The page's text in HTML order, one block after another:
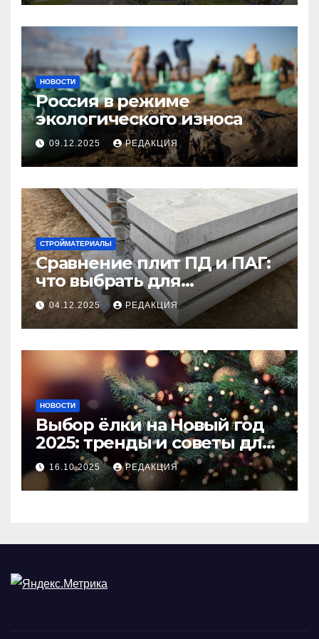
НОВОСТИ
Россия в режиме
экологического износа
09.12.2025 РЕДАКЦИЯ
СТРОЙМАТЕРИАЛЫ
Сравнение плит ПД и ПАГ:
что выбрать для
долговечного и прочного
покрытия
04.12.2025 РЕДАКЦИЯ
НОВОСТИ
Выбор ёлки на Новый год
2025: тренды и советы для
идеального праздника
16.10.2025 РЕДАКЦИЯ